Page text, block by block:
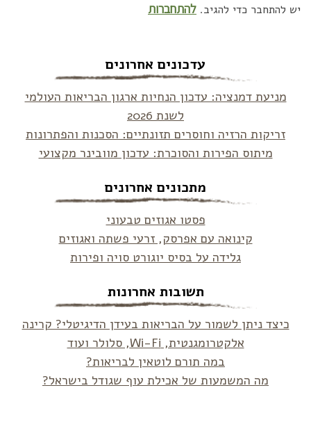
יש להתחבר כדי להגיב. להתחברות
עדכונים אחרונים
מניעת דמנציה: עדכון הנחיות ארגון הבריאות העולמי
לשנת 2026
זריקות הרזיה וחוסרים תזונתיים: הסכנות והפתרונות
מיתוס הפירות והסוכרת: עדכון מוובינר מקצועי
מתכונים אחרונים
פסטו אגוזים טבעוני
קינואה עם אפרסק, זרעי פשתה ואגוזים
גלידה על בסיס יוגורט סויה ופירות
תשובות אחרונות
כיצד ניתן לשמור על הבריאות בעידן הדיגיטלי? קרינה
אלקטרומגנטית, Wi-Fi, סלולר ועוד
במה תורם לוטאין לבריאות?
מה המשמעות של אכילת עוף שגודל בישראל?